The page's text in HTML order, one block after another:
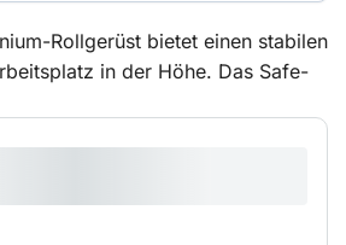
Rollgerüst bietet einen stabilen
in der Höhe. Das Safe-
rundum geschützt sind. Durch